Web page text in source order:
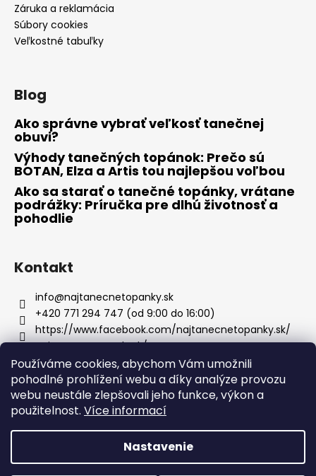
Používáme cookies, abychom Vám umožnili
pohodlné prohlížení webu a díky analýze provozu
webu neustále zlepšovali jeho funkce, výkon a
použitelnost. Více informací
Nastavenie
Záruka a reklamácia
Súbory cookies
Veľkostné tabuľky
Blog
Ako správne vybrať veľkosť tanečnej
obuvi?
Výhody tanečných topánok: Prečo sú
BOTAN, Elza a Artis tou najlepšou voľbou
Ako sa starať o tanečné topánky, vrátane
podrážky: Príručka pre dlhú životnosť a
pohodlie
Kontakt
info@najtanecnetopanky.sk
+420 771 294 747 (od 9:00 do 16:00)
https://www.facebook.com/najtanecnetopanky.sk/
najtanecnetopankysk/
Facebook